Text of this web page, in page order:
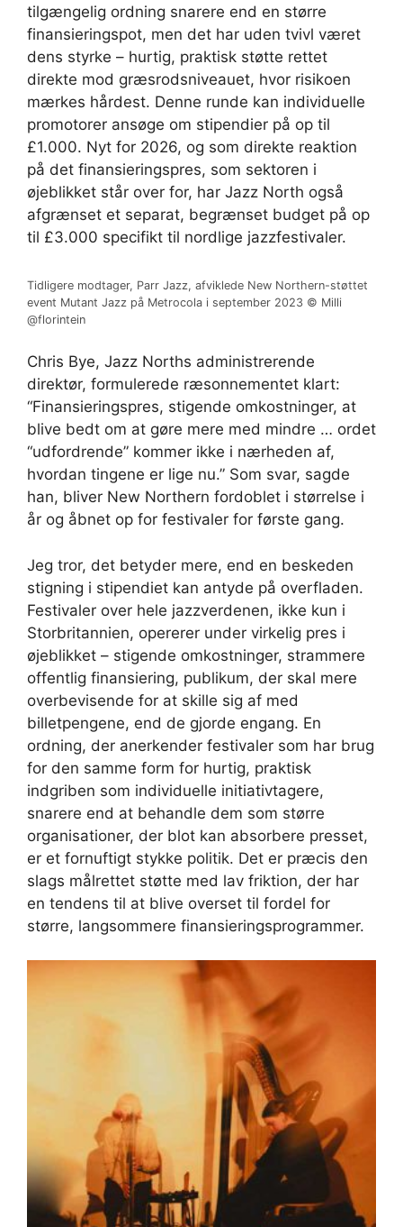
tilgængelig ordning snarere end en større
finansieringspot, men det har uden tvivl været
dens styrke – hurtig, praktisk støtte rettet
direkte mod græsrodsniveauet, hvor risikoen
mærkes hårdest. Denne runde kan individuelle
promotorer ansøge om stipendier på op til
£1.000. Nyt for 2026, og som direkte reaktion
på det finansieringspres, som sektoren i
øjeblikket står over for, har Jazz North også
afgrænset et separat, begrænset budget på op
til £3.000 specifikt til nordlige jazzfestivaler.
Tidligere modtager, Parr Jazz, afviklede New Northern-støttet
event Mutant Jazz på Metrocola i september 2023 © Milli
@florintein
Chris Bye, Jazz Norths administrerende
direktør, formulerede ræsonnementet klart:
“Finansieringspres, stigende omkostninger, at
blive bedt om at gøre mere med mindre … ordet
“udfordrende” kommer ikke i nærheden af,
hvordan tingene er lige nu.” Som svar, sagde
han, bliver New Northern fordoblet i størrelse i
år og åbnet op for festivaler for første gang.
Jeg tror, ​​det betyder mere, end en beskeden
stigning i stipendiet kan antyde på overfladen.
Festivaler over hele jazzverdenen, ikke kun i
Storbritannien, opererer under virkelig pres i
øjeblikket – stigende omkostninger, strammere
offentlig finansiering, publikum, der skal mere
overbevisende for at skille sig af med
billetpengene, end de gjorde engang. En
ordning, der anerkender festivaler som har brug
for den samme form for hurtig, praktisk
indgriben som individuelle initiativtagere,
snarere end at behandle dem som større
organisationer, der blot kan absorbere presset,
er et fornuftigt stykke politik. Det er præcis den
slags målrettet støtte med lav friktion, der har
en tendens til at blive overset til fordel for
større, langsommere finansieringsprogrammer.